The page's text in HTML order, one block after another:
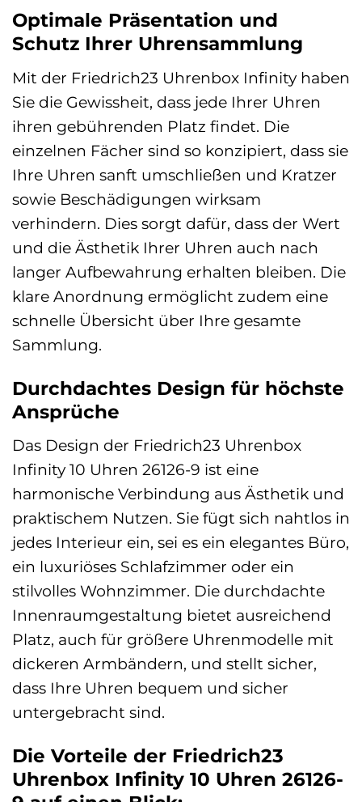
Optimale Präsentation und
Schutz Ihrer Uhrensammlung
Mit der Friedrich23 Uhrenbox Infinity haben
Sie die Gewissheit, dass jede Ihrer Uhren
ihren gebührenden Platz findet. Die
einzelnen Fächer sind so konzipiert, dass sie
Ihre Uhren sanft umschließen und Kratzer
sowie Beschädigungen wirksam
verhindern. Dies sorgt dafür, dass der Wert
und die Ästhetik Ihrer Uhren auch nach
langer Aufbewahrung erhalten bleiben. Die
klare Anordnung ermöglicht zudem eine
schnelle Übersicht über Ihre gesamte
Sammlung.
Durchdachtes Design für höchste
Ansprüche
Das Design der Friedrich23 Uhrenbox
Infinity 10 Uhren 26126-9 ist eine
harmonische Verbindung aus Ästhetik und
praktischem Nutzen. Sie fügt sich nahtlos in
jedes Interieur ein, sei es ein elegantes Büro,
ein luxuriöses Schlafzimmer oder ein
stilvolles Wohnzimmer. Die durchdachte
Innenraumgestaltung bietet ausreichend
Platz, auch für größere Uhrenmodelle mit
dickeren Armbändern, und stellt sicher,
dass Ihre Uhren bequem und sicher
untergebracht sind.
Die Vorteile der Friedrich23
Uhrenbox Infinity 10 Uhren 26126-